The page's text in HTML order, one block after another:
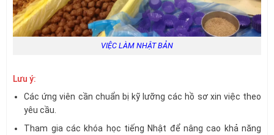
VIỆC LÀM NHẬT BẢN
Lưu ý:
Các ứng viên cần chuẩn bị kỹ lưỡng các hồ sơ xin việc theo
yêu cầu.
Tham gia các khóa học tiếng Nhật để nâng cao khả năng